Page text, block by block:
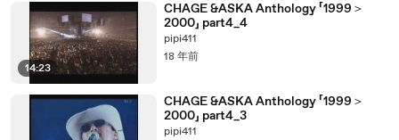
14:23
CHAGE &ASKA Anthology 「1999＞
2000」 part4_4
pipi411
18 年前
CHAGE &ASKA Anthology 「1999＞
2000」 part4_3
pipi411